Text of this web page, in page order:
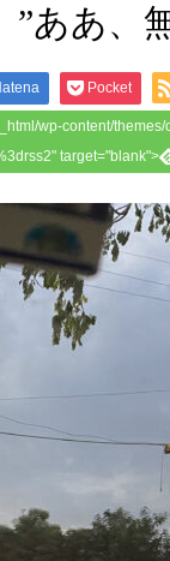
ああ、
Pocket
wp-content/
target="blank">